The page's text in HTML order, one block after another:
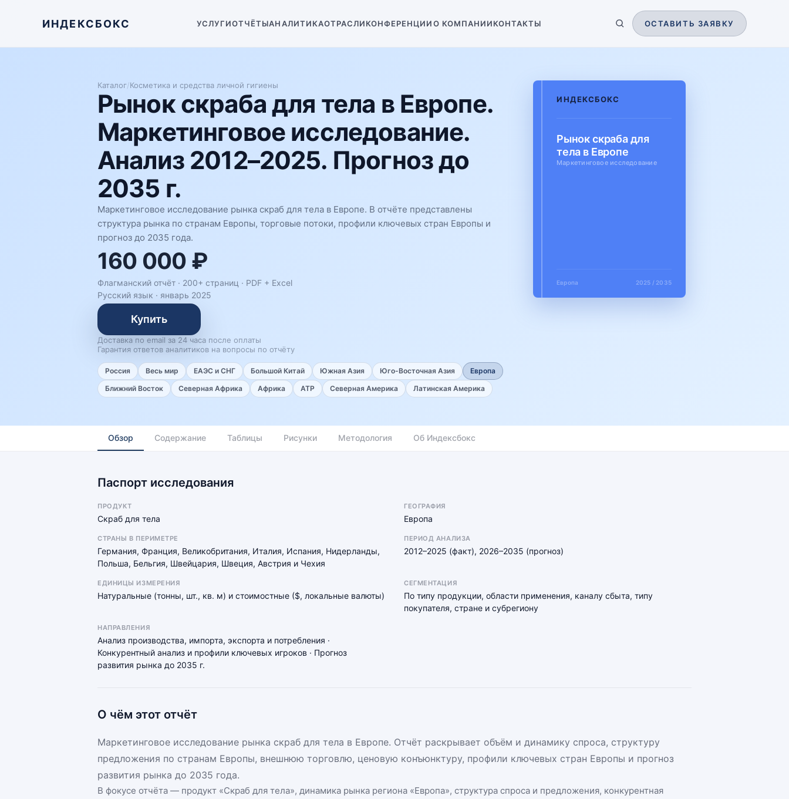
ИНДЕКСБОКС УСЛУГИОТЧЁТЫАНАЛИТИКАОТРАСЛИКОНФЕРЕНЦИИО КОМПАНИИКОНТАКТЫ ОСТАВИТЬ ЗАЯВКУ
Каталог/Косметика и средства личной гигиены
Рынок скраба для тела в Европе.
Маркетинговое исследование.
Анализ 2012–2025. Прогноз до
2035 г.
Маркетинговое исследование рынка скраб для тела в Европе. В отчёте представлены
структура рынка по странам Европы, торговые потоки, профили ключевых стран Европы и
прогноз до 2035 года.
160 000 ₽
Флагманский отчёт · 200+ страниц · PDF + Excel
Русский язык · январь 2025
Купить
Доставка по email за 24 часа после оплаты
Гарантия ответов аналитиков на вопросы по отчёту
Россия Весь мир ЕАЭС и СНГ Большой Китай Южная Азия Юго-Восточная Азия
Европа
Ближний Восток
Северная Африка Африка АТР Северная Америка Латинская Америка
ИНДЕКСБОКС
Рынок скраба для
тела в Европе
Маркетинговое исследование
Европа 2025 / 2035
Обзор Содержание Таблицы Рисунки Методология Об Индексбокс
Паспорт исследования
ПРОДУКТ
Скраб для тела
ГЕОГРАФИЯ
Европа
СТРАНЫ В ПЕРИМЕТРЕ
Германия, Франция, Великобритания, Италия, Испания, Нидерланды,
Польша, Бельгия, Швейцария, Швеция, Австрия и Чехия
ПЕРИОД АНАЛИЗА
2012–2025 (факт), 2026–2035 (прогноз)
ЕДИНИЦЫ ИЗМЕРЕНИЯ
Натуральные (тонны, шт., кв. м) и стоимостные ($, локальные валюты)
СЕГМЕНТАЦИЯ
По типу продукции, области применения, каналу сбыта, типу
покупателя, стране и субрегиону
НАПРАВЛЕНИЯ
Анализ производства, импорта, экспорта и потребления ·
Конкурентный анализ и профили ключевых игроков · Прогноз
развития рынка до 2035 г.
О чём этот отчёт
Маркетинговое исследование рынка скраб для тела в Европе. Отчёт раскрывает объём и динамику спроса, структуру
предложения по странам Европы, внешнюю торговлю, ценовую конъюнктуру, профили ключевых стран Европы и прогноз
развития рынка до 2035 года.
В фокусе отчёта — продукт «Скраб для тела», динамика рынка региона «Европа», структура спроса и предложения, конкурентная